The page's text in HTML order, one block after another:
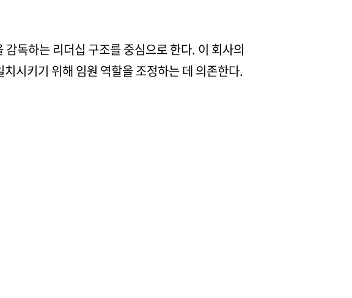
독하는 리더십 구조를 중심으로 한다. 이 회사의
시키기 위해 임원 역할을 조정하는 데 의존한다.